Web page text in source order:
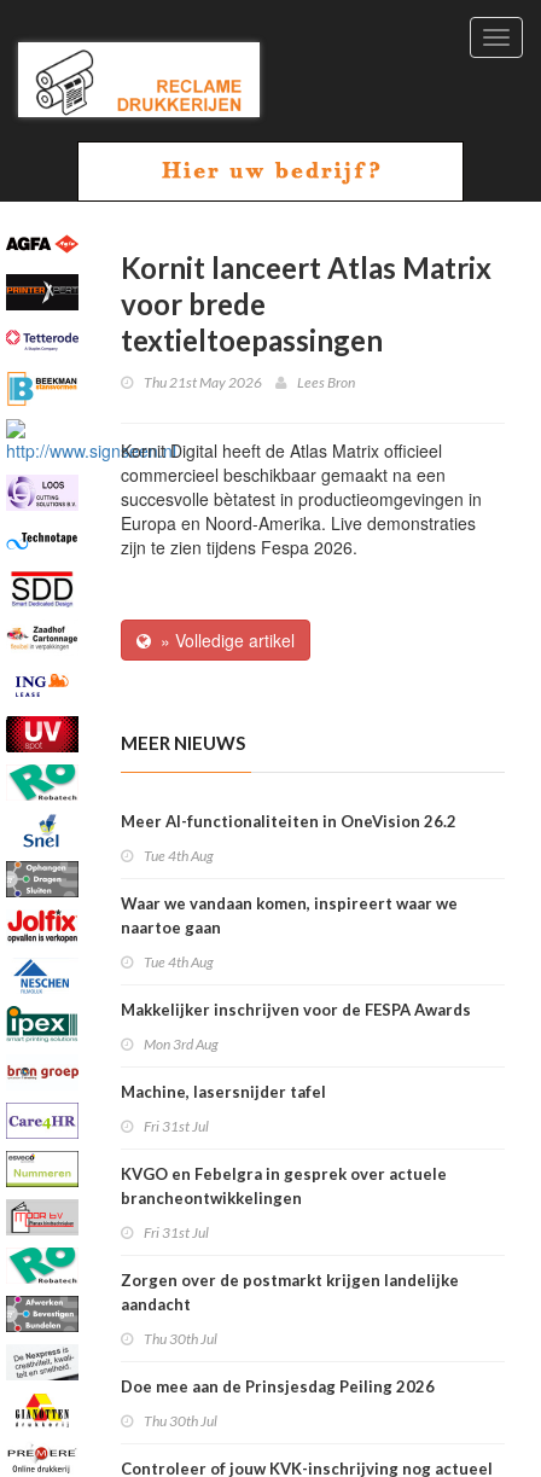
Kornit lanceert Atlas Matrix
voor brede
textieltoepassingen
Thu 21st May 2026 Lees Bron
Kornit Digital heeft de Atlas Matrix officieel
commercieel beschikbaar gemaakt na een
succesvolle bètatest in productieomgevingen in
Europa en Noord-Amerika. Live demonstraties
zijn te zien tijdens Fespa 2026.
» Volledige artikel
MEER NIEUWS
Meer AI-functionaliteiten in OneVision 26.2
Tue 4th Aug
Waar we vandaan komen, inspireert waar we
naartoe gaan
Tue 4th Aug
Makkelijker inschrijven voor de FESPA Awards
Mon 3rd Aug
Machine, lasersnijder tafel
Fri 31st Jul
KVGO en Febelgra in gesprek over actuele
brancheontwikkelingen
Fri 31st Jul
Zorgen over de postmarkt krijgen landelijke
aandacht
Thu 30th Jul
Doe mee aan de Prinsjesdag Peiling 2026
Thu 30th Jul
Controleer of jouw KVK-inschrijving nog actueel